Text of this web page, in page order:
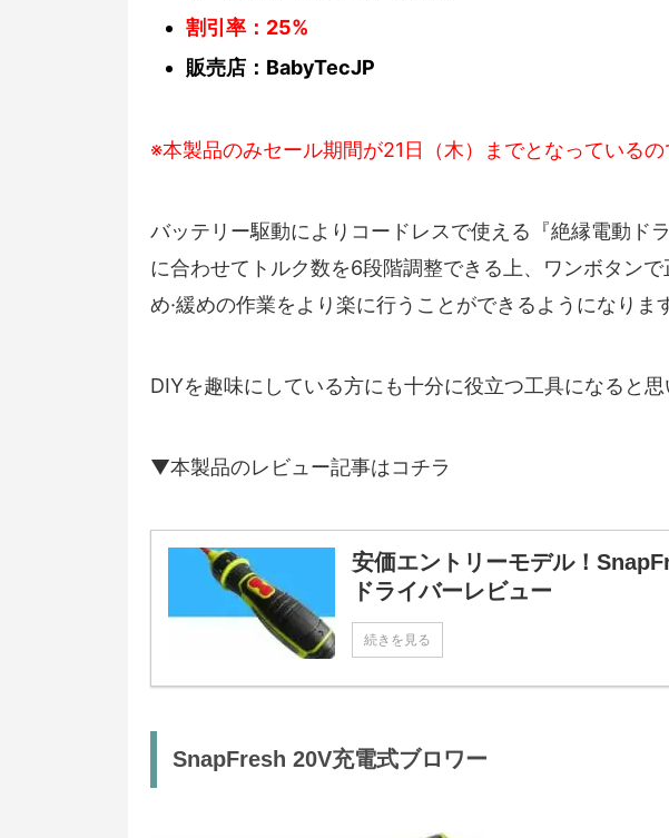
割引率：25%
販売店：BabyTecJP
※本製品のみセール期間が21日（木）までとなっているの
バッテリー駆動によりコードレスで使える『絶縁電動ド
に合わせてトルク数を6段階調整できる上、ワンボタン
め·緩めの作業をより楽に行うことができるようになりま
DIYを趣味にしている方にも十分に役立つ工具になると思
▼本製品のレビュー記事はコチラ
安価エントリーモデル！
ドライバーレビュー
続きを見る
SnapFresh 20V充電式ブロワー